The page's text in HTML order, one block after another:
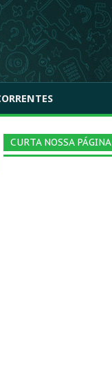
CURTA NOSSA PÁGINA